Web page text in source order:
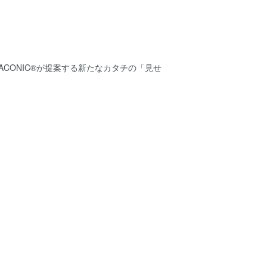
が提案する新たなカタチの「見せ